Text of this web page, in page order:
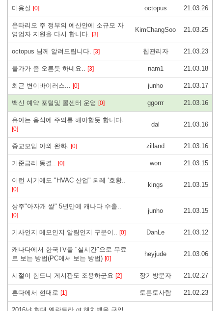
미용실 [0] octopus 21.03.26
온타리오 주 정부의 예산안에 소규모 자
영업자 지원을 다시 합니다. [3]
KimChangSoo 21.03.25
octopus 님께 알려드립니다. [3] 웹관리자 21.03.23
물가가 좀 오른듯 하네요.. [3] nam1 21.03.18
최근 변이바이러스... [0] junho 21.03.17
백신 예약 포털및 콜센터 운영 [0] ggorrr 21.03.16
유아는 음식에 주의를 해야할듯 합니다.
[0]
dal 21.03.16
종교모임 야외 완화. [0] zilland 21.03.16
기준금리 동결.. [0] won 21.03.15
이런 시기에도 "HVAC 산업" 되레 ‘호황..
[0]
kings 21.03.15
상주"아자개 쌀" 5년만에 캐나다 수출..
[0]
junho 21.03.15
기사인지 메모인지 알림인지 구분이.. [0] DanLe 21.03.12
캐나다에서 한국TV를 "실시간"으로 무료
로 보는 방법(PC에서 보는 방법) [0]
heyjude 21.03.06
시절이 힘드니 게시판도 조용하군요 [2] 장기방문자 21.02.27
혼다에서 현대로 [1] 토론토사람 21.02.23
2016냔 현대 엘란트라 gt 해치벡을 구입